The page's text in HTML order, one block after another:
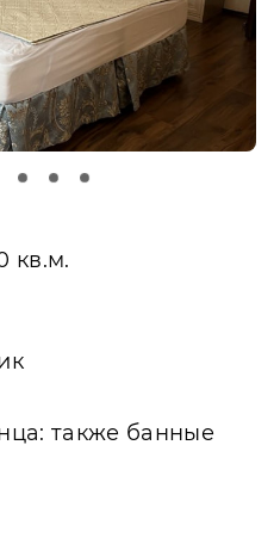
кв.м.
также банные